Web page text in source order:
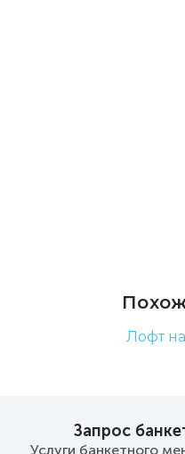
Лофт
Запрос
Услуги банкетного